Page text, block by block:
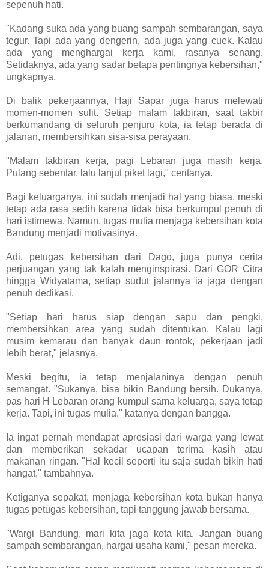
sepenuh hati.
"Kadang suka ada yang buang sampah sembarangan, saya
tegur. Tapi ada yang dengerin, ada juga yang cuek. Kalau
ada yang menghargai kerja kami, rasanya senang.
Setidaknya, ada yang sadar betapa pentingnya kebersihan,"
ungkapnya.
Di balik pekerjaannya, Haji Sapar juga harus melewati
momen-momen sulit. Setiap malam takbiran, saat takbir
berkumandang di seluruh penjuru kota, ia tetap berada di
jalanan, membersihkan sisa-sisa perayaan.
"Malam takbiran kerja, pagi Lebaran juga masih kerja.
Pulang sebentar, lalu lanjut piket lagi," ceritanya.
Bagi keluarganya, ini sudah menjadi hal yang biasa, meski
tetap ada rasa sedih karena tidak bisa berkumpul penuh di
hari istimewa. Namun, tugas mulia menjaga kebersihan kota
Bandung menjadi motivasinya.
Adi, petugas kebersihan dari Dago, juga punya cerita
perjuangan yang tak kalah menginspirasi. Dari GOR Citra
hingga Widyatama, setiap sudut jalannya ia jaga dengan
penuh dedikasi.
"Setiap hari harus siap dengan sapu dan pengki,
membersihkan area yang sudah ditentukan. Kalau lagi
musim kemarau dan banyak daun rontok, pekerjaan jadi
lebih berat," jelasnya.
Meski begitu, ia tetap menjalaninya dengan penuh
semangat. "Sukanya, bisa bikin Bandung bersih. Dukanya,
pas hari H Lebaran orang kumpul sama keluarga, saya tetap
kerja. Tapi, ini tugas mulia," katanya dengan bangga.
Ia ingat pernah mendapat apresiasi dari warga yang lewat
dan memberikan sekadar ucapan terima kasih atau
makanan ringan. "Hal kecil seperti itu saja sudah bikin hati
hangat," tambahnya.
Ketiganya sepakat, menjaga kebersihan kota bukan hanya
tugas petugas kebersihan, tapi tanggung jawab bersama.
"Wargi Bandung, mari kita jaga kota kita. Jangan buang
sampah sembarangan, hargai usaha kami," pesan mereka.